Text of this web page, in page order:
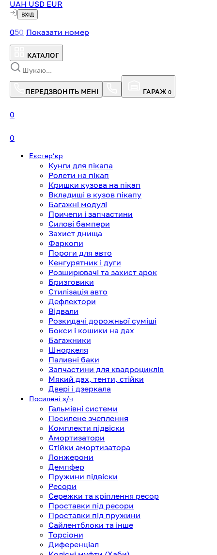
UAH USD EUR
ВХІД
050 Показати номер
КАТАЛОГ
ПЕРЕДЗВОНІТЬ МЕНІ ГАРАЖ 0
0
0
Екстерʼєр
Кунги для пікапа
Ролети на пікап
Кришки кузова на пікап
Вкладиші в кузов пікапу
Багажні модулі
Причепи і запчастини
Силові бампери
Захист днища
Фаркопи
Пороги для авто
Кенгурятник і дуги
Розширювачі та захист арок
Бризговики
Стилізація авто
Дефлектори
Відвали
Розкидачі дорожньої суміші
Бокси і кошики на дах
Багажники
Шноркеля
Паливні баки
Запчастини для квадроциклів
Мякий дах, тенти, стійки
Двері і дзеркала
Посилені з/ч
Гальмівні системи
Посилене зчеплення
Комплекти підвіски
Амортизатори
Стійки амортизатора
Лонжерони
Демпфер
Пружини підвіски
Ресори
Сережки та кріплення ресор
Проставки під ресори
Проставки під пружини
Сайлентблоки та інше
Торсіони
Диференціал